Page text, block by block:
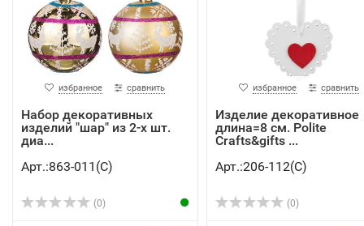
избранное сравнить
Набор декоративных
изделий "шар" из 2-х шт.
диа...
Арт.:863-011(C)
(0)
избранное сравнить
Изделие декоративное
длина=8 см. Polite
Crafts&gifts ...
Арт.:206-112(C)
(0)